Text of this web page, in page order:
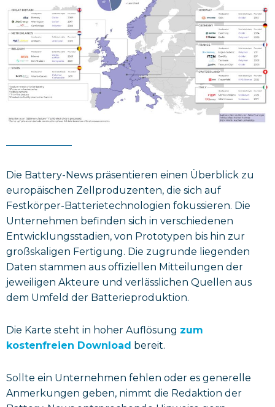
Die Battery-News präsentieren einen Überblick zu
europäischen Zellproduzenten, die sich auf
Festkörper-Batterietechnologien fokussieren. Die
Unternehmen befinden sich in verschiedenen
Entwicklungsstadien, von Prototypen bis hin zur
großskaligen Fertigung. Die zugrunde liegenden
Daten stammen aus offiziellen Mitteilungen der
jeweiligen Akteure und verlässlichen Quellen aus
dem Umfeld der Batterieproduktion.
Die Karte steht in hoher Auflösung zum
kostenfreien Download bereit.
Sollte ein Unternehmen fehlen oder es generelle
Anmerkungen geben, nimmt die Redaktion der